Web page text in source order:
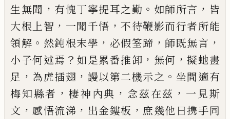
生無聞 ， 有愧丁寧提耳之勤 。 如師所言 ， 皆
大根上智 ， 一聞千悟 ，不待鞭影而行者所能
領解 。 然鈍根末學 ， 必假筌蹄 ， 師既無言 ，
小子何述焉 ？ 如是累番推卸 ， 無何 ，擬虵𦘕
足 ， 為虎插翅 ， 謾以第二機示之 。 坐間適有
梅知縣者 ， 棲神內典 ， 念茲在茲 ， 一見斯
文 ， 感悟流涕 ， 出金鏤板 ， 庶幾他日携手同